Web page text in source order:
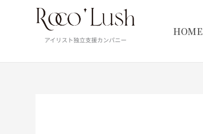
ッ
アイリスト独立支援カンパニー
HOME